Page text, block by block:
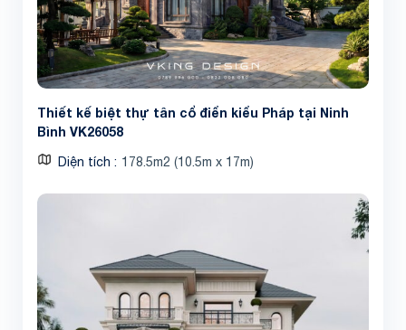
Thiết kế biệt thự tân cổ điển kiểu Pháp tại Ninh
Bình VK26058
Diện tích 178.5m2 (10.5m x 17m)